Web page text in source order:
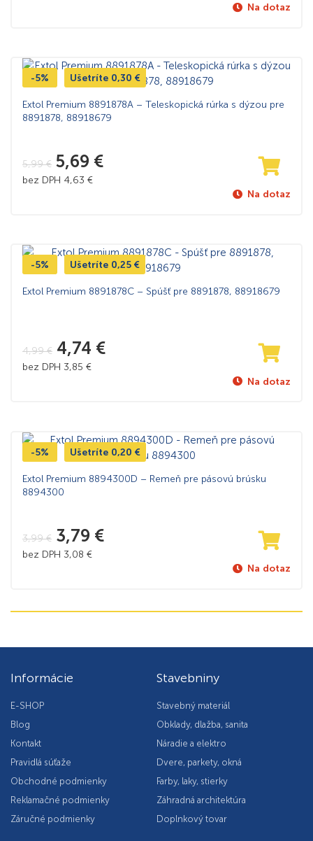
Na dotaz
-5% Ušetríte 0,30 €
Extol Premium 8891878A – Teleskopická rúrka s dýzou pre
8891878, 88918679
5,99€ 5,69 €
bez DPH 4,63 €
Na dotaz
-5% Ušetríte 0,25 €
Extol Premium 8891878C – Spúšť pre 8891878, 88918679
4,99€ 4,74 €
bez DPH 3,85 €
Na dotaz
-5% Ušetríte 0,20 €
Extol Premium 8894300D – Remeň pre pásovú brúsku
8894300
3,99€ 3,79 €
bez DPH 3,08 €
Na dotaz
Informácie
E-SHOP
Blog
Kontakt
Pravidlá súťaže
Obchodné podmienky
Reklamačné podmienky
Záručné podmienky
Stavebniny
Stavebný materiál
Obklady, dlažba, sanita
Náradie a elektro
Dvere, parkety, okná
Farby, laky, stierky
Záhradná architektúra
Doplnkový tovar